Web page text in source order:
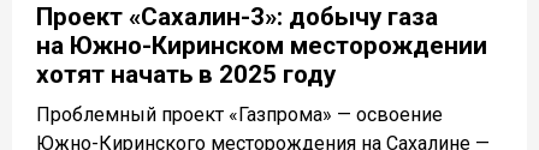
Проект «Сахалин-3»: добычу газа
на Южно-Киринском месторождении
хотят начать в 2025 году
Проблемный проект «Газпрома» — освоение
Южно-Киринского месторождения на Сахалине —